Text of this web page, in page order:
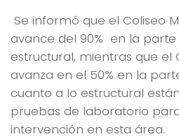
Se informó que el Coliseo
avance del 90% en la
estructural, mientras que el
avanza en el 50% en la
cuanto a lo estructural
pruebas de laboratorio
intervención en esta área.